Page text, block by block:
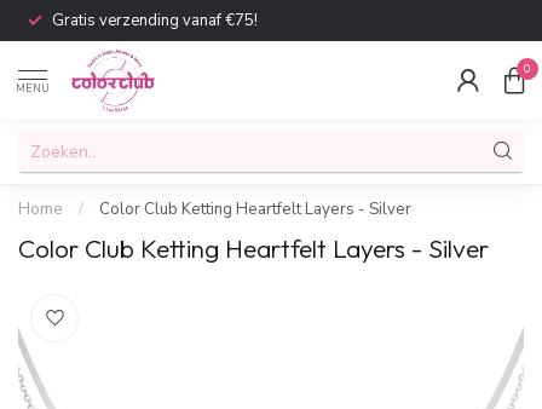
Gratis verzending vanaf €75!
MENU
0
Home / Color Club Ketting Heartfelt Layers - Silver
Color Club Ketting Heartfelt Layers - Silver